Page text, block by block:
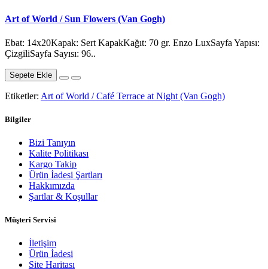
Art of World / Sun Flowers (Van Gogh)
Ebat: 14x20Kapak: Sert KapakKağıt: 70 gr. Enzo LuxSayfa Yapısı:
ÇizgiliSayfa Sayısı: 96..
Sepete Ekle
Etiketler: Art of World / Café Terrace at Night (Van Gogh)
Bilgiler
Bizi Tanıyın
Kalite Politikası
Kargo Takip
Ürün İadesi Şartları
Hakkımızda
Şartlar & Koşullar
Müşteri Servisi
İletişim
Ürün İadesi
Site Haritası